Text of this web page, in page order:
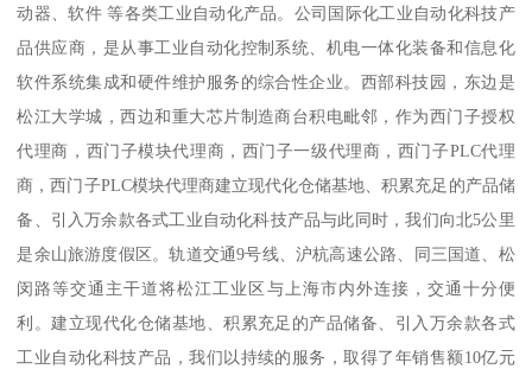
动器、软件 等各类工业自动化产品。公司国际化工业自动化科技产
品供应商，是从事工业自动化控制系统、机电一体化装备和信息化
软件系统集成和硬件维护服务的综合性企业。西部科技园，东边是
松江大学城，西边和重大芯片制造商台积电毗邻，作为西门子授权
代理商，西门子模块代理商，西门子一级代理商，西门子PLC代理
商，西门子PLC模块代理商建立现代化仓储基地、积累充足的产品储
备、引入万余款各式工业自动化科技产品与此同时，我们向北5公里
是余山旅游度假区。轨道交通9号线、沪杭高速公路、同三国道、松
闵路等交通主干道将松江工业区与上海市内外连接，交通十分便
利。建立现代化仓储基地、积累充足的产品储备、引入万余款各式
工业自动化科技产品，我们以持续的服务，取得了年销售额10亿元